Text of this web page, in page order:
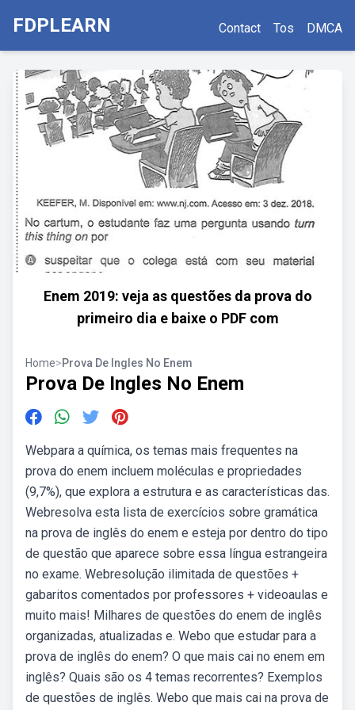
FDPLEARN Contact Tos DMCA
Enem 2019: veja as questões da prova do
primeiro dia e baixe o PDF com
Home>Prova De Ingles No Enem
Prova De Ingles No Enem
Webpara a química, os temas mais frequentes na
prova do enem incluem moléculas e propriedades
(9,7%), que explora a estrutura e as características das.
Webresolva esta lista de exercícios sobre gramática
na prova de inglês do enem e esteja por dentro do tipo
de questão que aparece sobre essa língua estrangeira
no exame. Webresolução ilimitada de questões +
gabaritos comentados por professores + videoaulas e
muito mais! Milhares de questões do enem de inglês
organizadas, atualizadas e. Webo que estudar para a
prova de inglês do enem? O que mais cai no enem em
inglês? Quais são os 4 temas recorrentes? Exemplos
de questões de inglês. Webo que mais cai na prova de